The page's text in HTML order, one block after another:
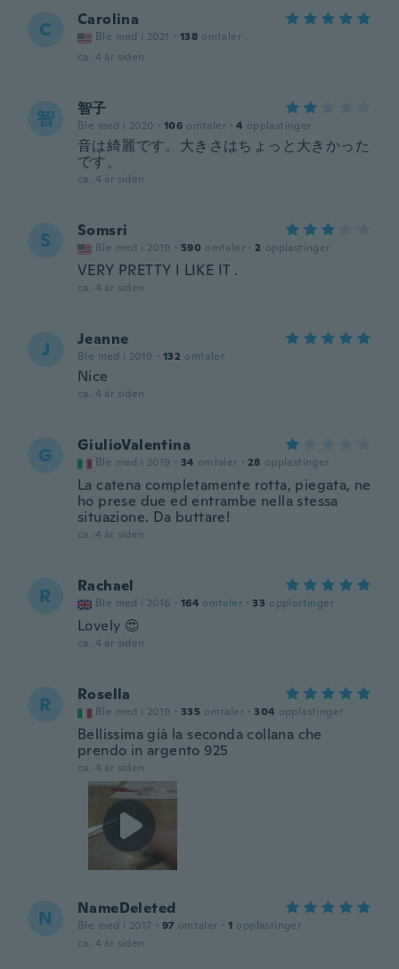
C Carolina
Ble med i 2021 · 138 omtaler
ca. 4 år siden
智 智子
Ble med i 2020 · 106 omtaler · 4 opplastinger
音は綺麗です。大きさはちょっと大きかった
です。
ca. 4 år siden
S Somsri
Ble med i 2019 · 590 omtaler · 2 opplastinger
VERY PRETTY I LIKE IT .
ca. 4 år siden
J Jeanne
Ble med i 2019 · 132 omtaler
Nice
ca. 4 år siden
G GiulioValentina
Ble med i 2019 · 34 omtaler · 28 opplastinger
La catena completamente rotta, piegata, ne
ho prese due ed entrambe nella stessa
situazione. Da buttare!
ca. 4 år siden
R Rachael
Ble med i 2016 · 164 omtaler · 33 opplastinger
Lovely 😍
ca. 4 år siden
R Rosella
Ble med i 2019 · 335 omtaler · 304 opplastinger
Bellissima già la seconda collana che
prendo in argento 925
ca. 4 år siden
N NameDeleted
Ble med i 2017 · 97 omtaler · 1 opplastinger
ca. 4 år siden